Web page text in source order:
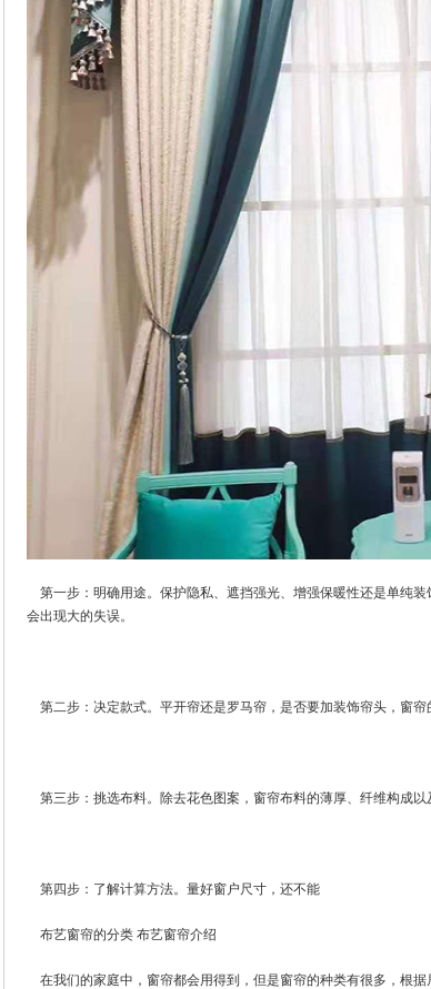
第一步：明确用途。保护隐私、遮挡强光、增强保暖性还是单纯
会出现大的失误。
第二步：决定款式。平开帘还是罗马帘，是否要加装饰帘头，窗帘
第三步：挑选布料。除去花色图案，窗帘布料的薄厚、纤维构成以
第四步：了解计算方法。量好窗户尺寸，还不能
布艺窗帘的分类 布艺窗帘介绍
在我们的家庭中，窗帘都会用得到，但是窗帘的种类有很多，根